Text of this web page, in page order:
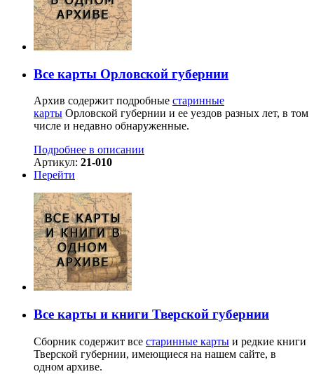
Все карты Орловской губернии
Архив содержит подробные старинные
карты Орловской губернии и ее уездов разных лет, в том
числе и недавно обнаруженные.
Подробнее в описании
Артикул: 21-010
Перейти
Все карты и книги Тверской губернии
Сборник содержит все старинные карты и редкие книги
Тверской губернии, имеющиеся на нашем сайте, в
одном архиве.